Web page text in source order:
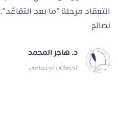
نصائح
د. هاجر المحمد
أخصائي اجتماعي